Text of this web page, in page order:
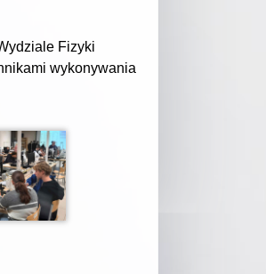
Fizyki
wykonywania